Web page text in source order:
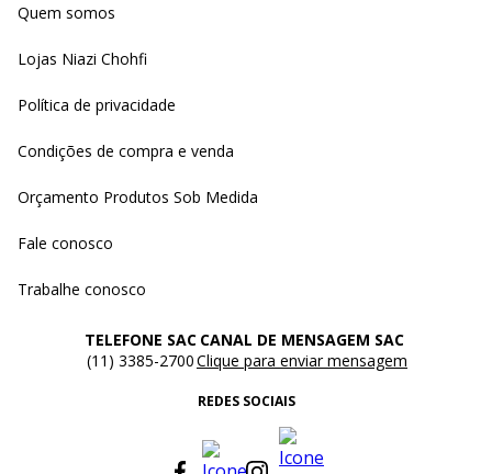
Quem somos
Lojas Niazi Chohfi
Política de privacidade
Condições de compra e venda
Orçamento Produtos Sob Medida
Fale conosco
Trabalhe conosco
TELEFONE SAC
(11) 3385-2700
CANAL DE MENSAGEM SAC
Clique para enviar mensagem
REDES SOCIAIS